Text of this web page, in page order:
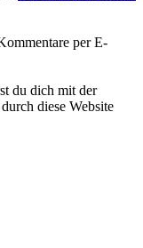
per E-
du dich mit der
diese Website